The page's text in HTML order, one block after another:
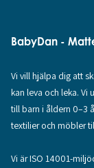
BabyDan -
Vi vill hjälpa dig att
kan leva och leka. Vi
till barn i åldern 0–3
textilier och möbler
Vi är ISO 14001-